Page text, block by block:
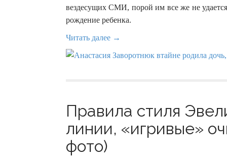
вездесущих СМИ, порой им все же не
рождение ребенка.
Читать далее →
Правила стиля
линии, «игривые»
фото)